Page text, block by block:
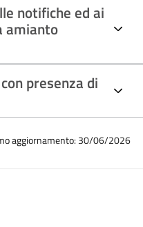
notifiche ed ai
amianto
presenza di
aggiornamento: 30/06/2026